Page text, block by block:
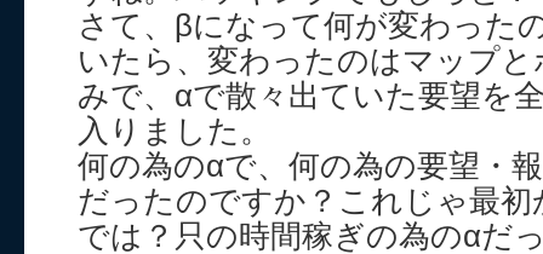
さて、βになって何が変わった
いたら、変わったのはマップ
みで、αで散々出ていた要望を
入りました。
何の為のαで、何の為の要望・
だったのですか？これじゃ最
では？只の時間稼ぎの為のαだ